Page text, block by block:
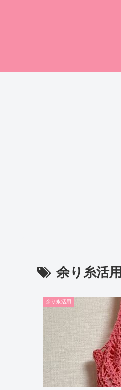
余り糸活用
余り糸活用